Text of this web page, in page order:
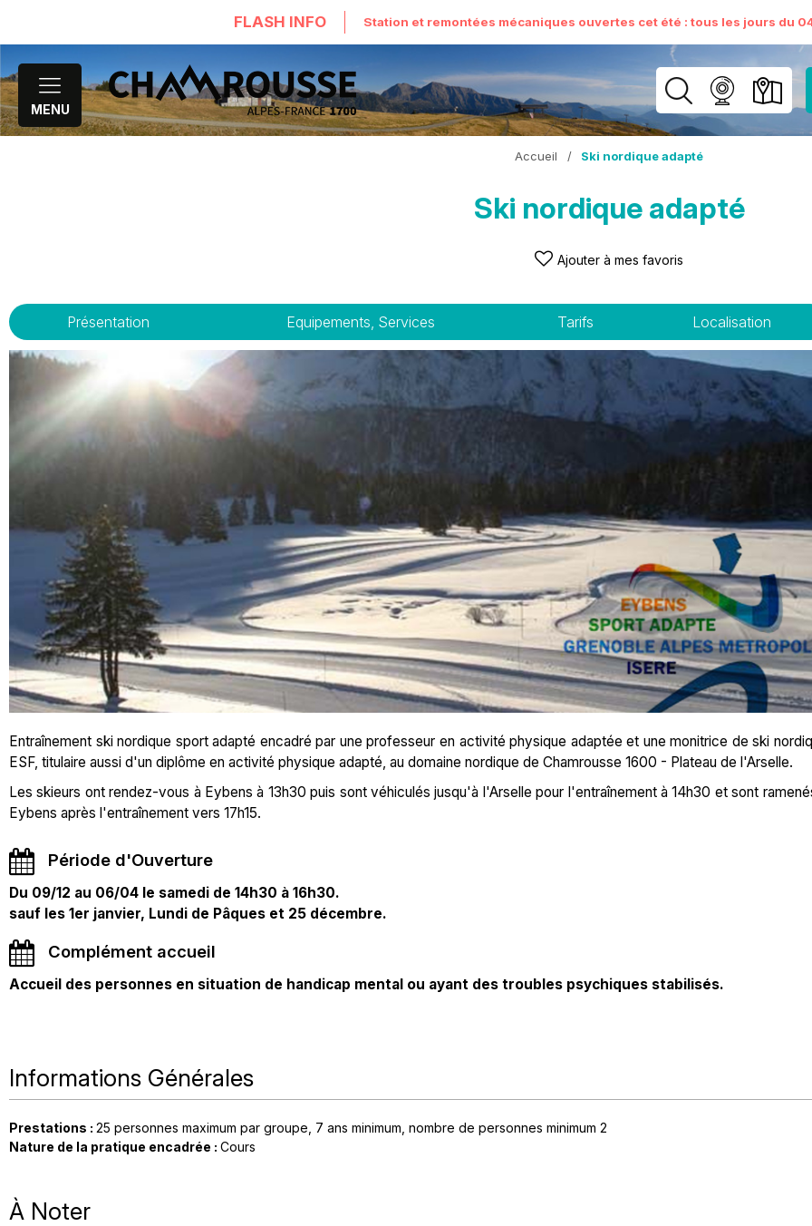
FLASH INFO Station et remontées mécaniques ouvertes cet été : tous les jours du
MENU
Accueil / Ski nordique adapté
Ski nordique adapté
Ajouter à mes favoris
Présentation Equipements, Services Tarifs Localisation
Entraînement ski nordique sport adapté encadré par une professeur en activité physique adaptée et une monitrice de ski
ESF, titulaire aussi d'un diplôme en activité physique adapté, au domaine nordique de Chamrousse 1600 - Plateau de l'Arselle.
Les skieurs ont rendez-vous à Eybens à 13h30 puis sont véhiculés jusqu'à l'Arselle pour l'entraînement à 14h30 et sont
Eybens après l'entraînement vers 17h15.
Période d'Ouverture
Du 09/12 au 06/04 le samedi de 14h30 à 16h30.
sauf les 1er janvier, Lundi de Pâques et 25 décembre.
Complément accueil
Accueil des personnes en situation de handicap mental ou ayant des troubles psychiques stabilisés.
Informations Générales
Prestations : 25 personnes maximum par groupe 7 ans minimum nombre de personnes minimum 2
Nature de la pratique encadrée : Cours
À Noter